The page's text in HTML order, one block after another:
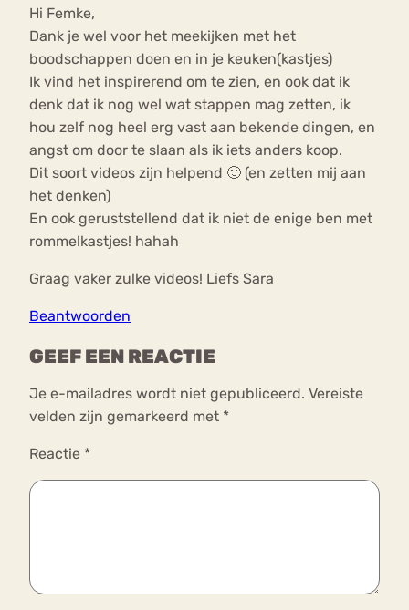
Hi Femke,
Dank je wel voor het meekijken met het
boodschappen doen en in je keuken(kastjes)
Ik vind het inspirerend om te zien, en ook dat ik
denk dat ik nog wel wat stappen mag zetten, ik
hou zelf nog heel erg vast aan bekende dingen, en
angst om door te slaan als ik iets anders koop.
Dit soort videos zijn helpend 🙂 (en zetten mij aan
het denken)
En ook geruststellend dat ik niet de enige ben met
rommelkastjes! hahah
Graag vaker zulke videos! Liefs Sara
Beantwoorden
GEEF EEN REACTIE
Je e-mailadres wordt niet gepubliceerd. Vereiste
velden zijn gemarkeerd met *
Reactie *